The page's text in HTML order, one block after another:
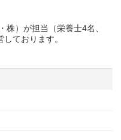
株）が担当（栄養士4名、
ております。